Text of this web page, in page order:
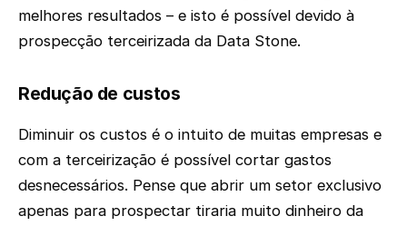
melhores resultados – e isto é possível devido à
prospecção terceirizada da Data Stone.
Redução de custos
Diminuir os custos é o intuito de muitas empresas e
com a terceirização é possível cortar gastos
desnecessários. Pense que abrir um setor exclusivo
apenas para prospectar tiraria muito dinheiro da